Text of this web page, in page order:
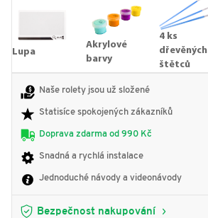
Lupa
Akrylové
barvy
4 ks
dřevěných
štětců
Naše rolety jsou už složené
Statisíce spokojených zákazníků
Doprava zdarma od 990 Kč
Snadná a rychlá instalace
Jednoduché návody a videonávody
Bezpečnost nakupování